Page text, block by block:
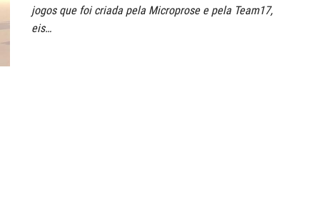
jogos que foi criada pela Microprose e pela Team17,
eis…